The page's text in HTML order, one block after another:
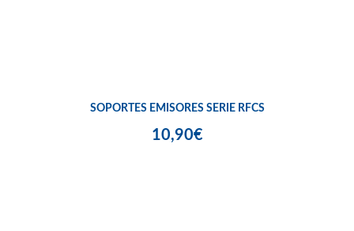
SOPORTES EMISORES SERIE RFCS
10,90€